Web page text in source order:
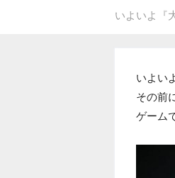
いよいよ『
いよい
その前
ゲーム